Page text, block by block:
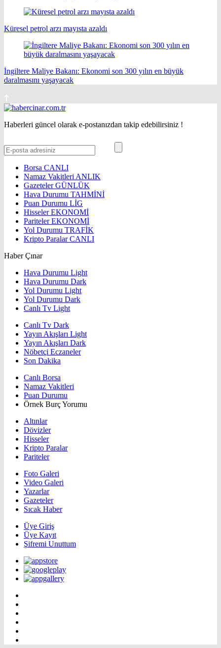
Küresel petrol arzı mayısta azaldı
İngiltere Maliye Bakanı: Ekonomi son 300 yılın en büyük
daralmasını yaşayacak
Haberleri güncel olarak e-postanızdan takip edebilirsiniz !
Borsa CANLI
Namaz Vakitleri ANLIK
GazetelerGÜNLÜK
Hava Durumu TAHMİNİ
Puan Durumu LİG
HisselerEKONOMİ
ParitelerEKONOMİ
Yol Durumu TRAFİK
Kripto ParalarCANLI
Haber Çınar
Hava Durumu Light
Hava Durumu Dark
Yol Durumu Light
Yol Durumu Dark
Canlı Tv Light
Canlı Tv Dark
Yayın Akışları Light
Yayın Akışları Dark
Nöbetçi Eczaneler
Son Dakika
Canlı Borsa
Namaz Vakitleri
Puan Durumu
Örnek Burç Yorumu
Altınlar
Dövizler
Hisseler
Kripto Paralar
Pariteler
Foto Galeri
Video Galeri
Yazarlar
Gazeteler
Sıcak Haber
Üye Giriş
Üye Kayıt
Şifremi Unuttum